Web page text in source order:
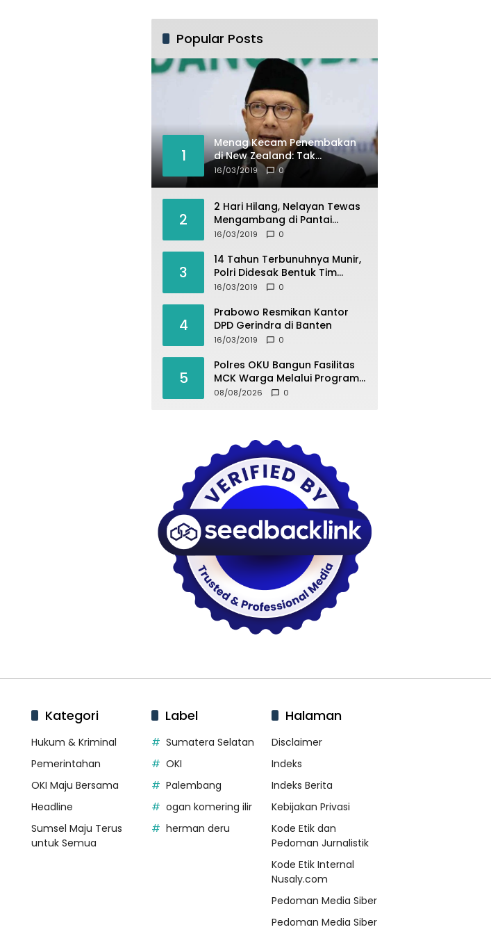
Popular Posts
1
Menag Kecam Penembakan
di New Zealand: Tak
Berperikemanusiaan!
16/03/2019 0
2
2 Hari Hilang, Nelayan Tewas
Mengambang di Pantai
Cipalawah Garut
16/03/2019 0
3
14 Tahun Terbunuhnya Munir,
Polri Didesak Bentuk Tim
Khusus
16/03/2019 0
4
Prabowo Resmikan Kantor
DPD Gerindra di Banten
16/03/2019 0
5
Polres OKU Bangun Fasilitas
MCK Warga Melalui Program
BELIDA ASRI
08/08/2026 0
Kategori
Hukum & Kriminal
Pemerintahan
OKI Maju Bersama
Headline
Sumsel Maju Terus
untuk Semua
Label
Sumatera Selatan
OKI
Palembang
ogan komering ilir
herman deru
Halaman
Disclaimer
Indeks
Indeks Berita
Kebijakan Privasi
Kode Etik dan
Pedoman Jurnalistik
Kode Etik Internal
Nusaly.com
Pedoman Media Siber
Pedoman Media Siber